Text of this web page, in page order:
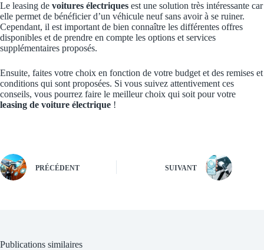
Le leasing de voitures électriques est une solution très intéressante car
elle permet de bénéficier d’un véhicule neuf sans avoir à se ruiner.
Cependant, il est important de bien connaître les différentes offres
disponibles et de prendre en compte les options et services
supplémentaires proposés.
Ensuite, faites votre choix en fonction de votre budget et des remises et
conditions qui sont proposées. Si vous suivez attentivement ces
conseils, vous pourrez faire le meilleur choix qui soit pour votre
leasing de voiture électrique !
PRÉCÉDENT SUIVANT
Publications similaires